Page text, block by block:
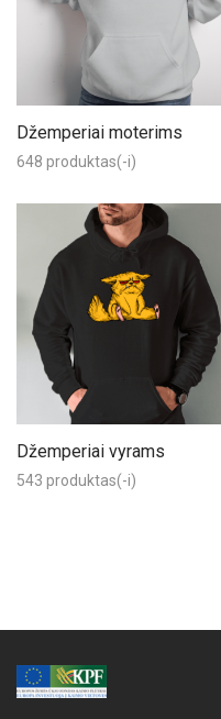
Džemperiai moterims
648 produktas(-i)
Džemperiai vyrams
543 produktas(-i)